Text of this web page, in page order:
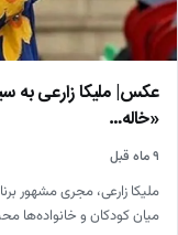
عکس| ملیکا زارعی به
«خاله…
۹ ماه قبل
ملیکا زارعی، مجری مشهور
میان کودکان و خانواده‌ها